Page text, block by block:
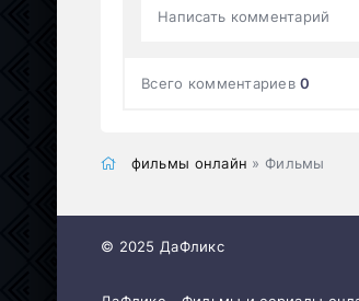
Написать комментарий
Всего комментариев0
фильмы онлайн » Фильмы
© 2025 ДаФликс